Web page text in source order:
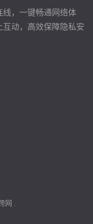
，一键畅通网络体
动，高效保障隐私安
网 .